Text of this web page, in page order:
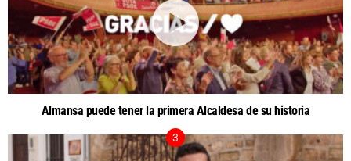
Almansa puede tener la primera Alcaldesa de su historia